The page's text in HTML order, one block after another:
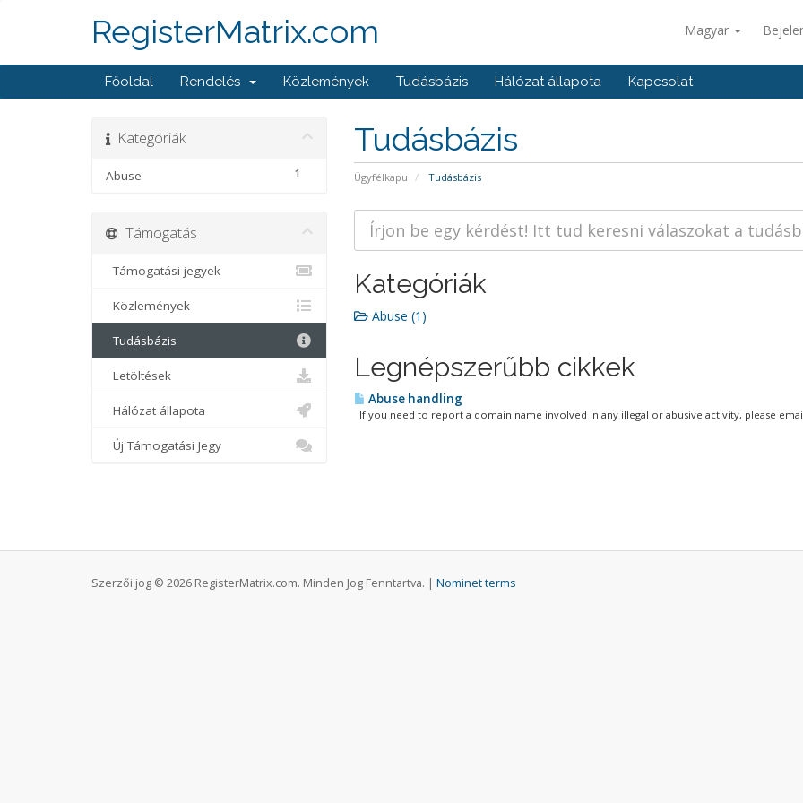
Magyar
RegisterMatrix.com
Főoldal Rendelés Közlemények Tudásbázis Hálózat állapota Kapcsolat
Tudásbázis
Ügyfélkapu Tudásbázis
Kategóriák
1
Abuse
Kategóriák
Abuse (1)
Legnépszerűbb cikkek
Abuse handling
If you need to report a domain name involved in any illegal or abusive activity, please
Támogatás
Támogatási jegyek
Közlemények
Tudásbázis
Letöltések
Hálózat állapota
Új Támogatási Jegy
Szerzői jog © 2026 RegisterMatrix.com. Minden Jog Fenntartva. | Nominet terms